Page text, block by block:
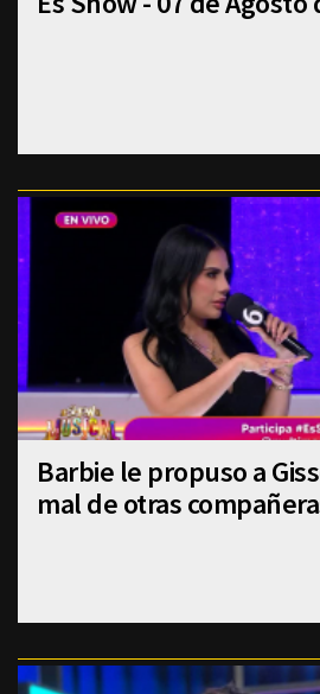
Barbie le propuso a
mal de otras